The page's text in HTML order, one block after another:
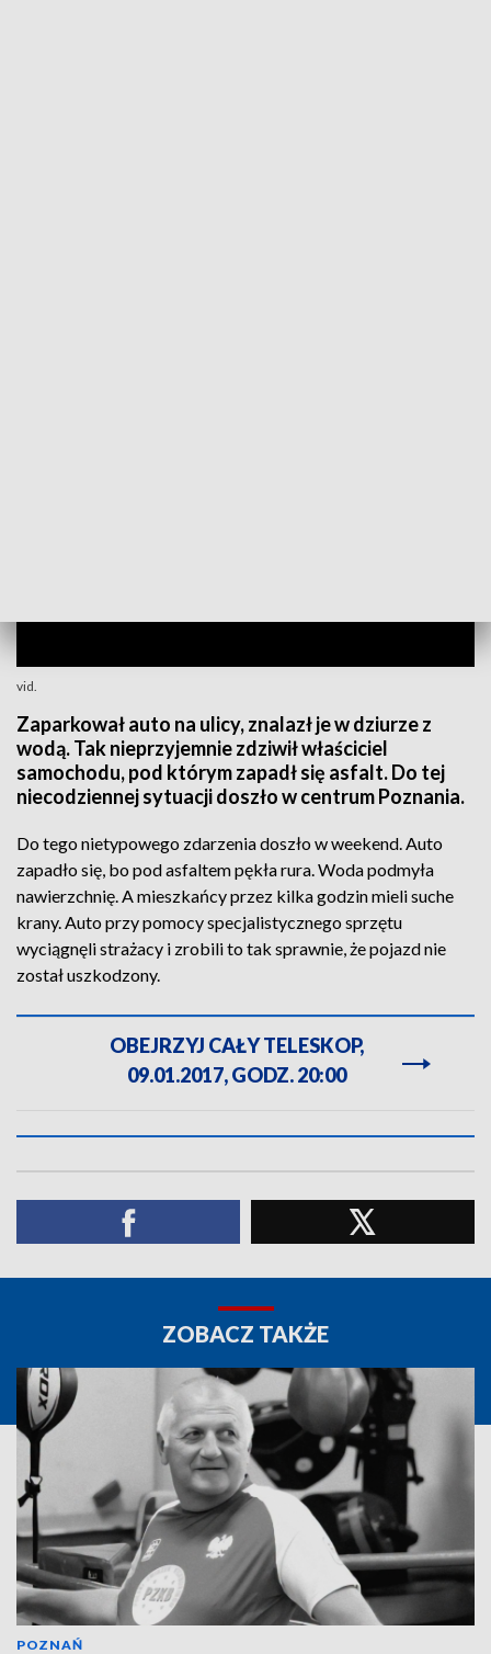
vid.
Zaparkował auto na ulicy, znalazł je w dziurze z
wodą. Tak nieprzyjemnie zdziwił właściciel
samochodu, pod którym zapadł się asfalt. Do tej
niecodziennej sytuacji doszło w centrum Poznania.
Do tego nietypowego zdarzenia doszło w weekend. Auto
zapadło się, bo pod asfaltem pękła rura. Woda podmyła
nawierzchnię. A mieszkańcy przez kilka godzin mieli suche
krany. Auto przy pomocy specjalistycznego sprzętu
wyciągnęli strażacy i zrobili to tak sprawnie, że pojazd nie
został uszkodzony.
OBEJRZYJ CAŁY TELESKOP,
09.01.2017, GODZ. 20:00
ZOBACZ TAKŻE
POZNAŃ